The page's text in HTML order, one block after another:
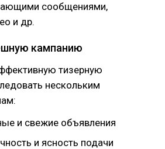
сообщениями,
и др.
кампанию
тизерную
нескольким
и свежие объявления
и ясность подачи